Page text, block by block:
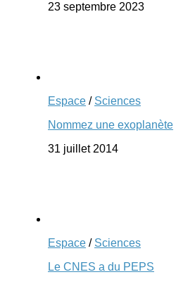
23 septembre 2023
Espace / Sciences
Nommez une exoplanète
31 juillet 2014
Espace / Sciences
Le CNES a du PEPS